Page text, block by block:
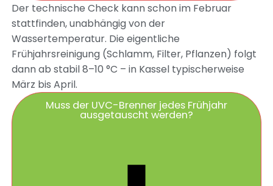
Der technische Check kann schon im Februar
stattfinden, unabhängig von der
Wassertemperatur. Die eigentliche
Frühjahrsreinigung (Schlamm, Filter, Pflanzen) folgt
dann ab stabil 8–10 °C – in Kassel typischerweise
März bis April.
Muss der UVC-Brenner jedes Frühjahr
ausgetauscht werden?